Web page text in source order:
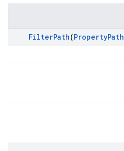
FilterPath(PropertyPath